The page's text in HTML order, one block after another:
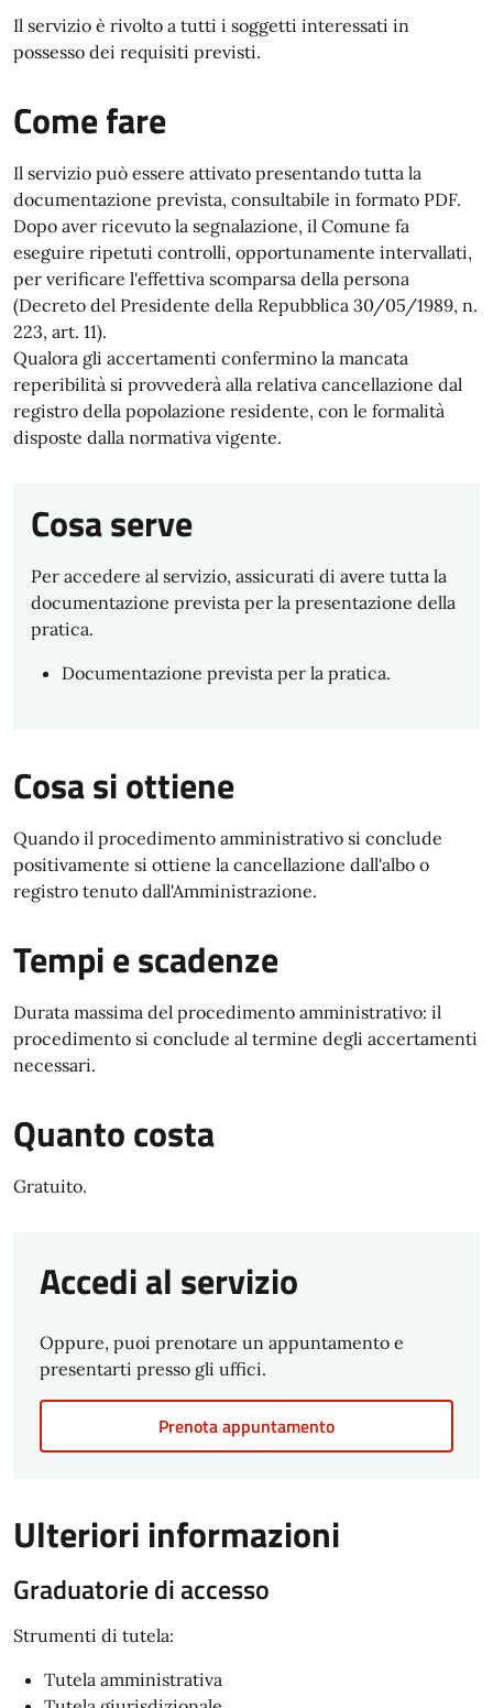
Il servizio è rivolto a tutti i soggetti interessati in
possesso dei requisiti previsti.
Come fare
Il servizio può essere attivato presentando tutta la
documentazione prevista, consultabile in formato PDF.
Dopo aver ricevuto la segnalazione, il Comune fa
eseguire ripetuti controlli, opportunamente intervallati,
per verificare l'effettiva scomparsa della persona
(Decreto del Presidente della Repubblica 30/05/1989, n.
223, art. 11).
Qualora gli accertamenti confermino la mancata
reperibilità si provvederà alla relativa cancellazione dal
registro della popolazione residente, con le formalità
disposte dalla normativa vigente.
Cosa serve
Per accedere al servizio, assicurati di avere tutta la
documentazione prevista per la presentazione della
pratica.
Documentazione prevista per la pratica.
Cosa si ottiene
Quando il procedimento amministrativo si conclude
positivamente si ottiene la cancellazione dall'albo o
registro tenuto dall'Amministrazione.
Tempi e scadenze
Durata massima del procedimento amministrativo: il
procedimento si conclude al termine degli accertamenti
necessari.
Quanto costa
Gratuito.
Accedi al servizio
Oppure, puoi prenotare un appuntamento e
presentarti presso gli uffici.
Prenota appuntamento
Ulteriori informazioni
Graduatorie di accesso
Strumenti di tutela:
Tutela amministrativa